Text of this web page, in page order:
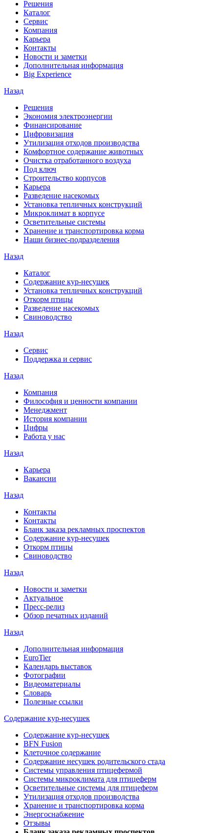
Решения
Каталог
Сервис
Компания
Карьера
Контакты
Новости и заметки
Дополнительная информация
Big Experience
Назад
Решения
Экономия электроэнергии
Финансирование
Цифровизация
Утилизация отходов производства
Комфортное содержание животных
Очистка отработанного воздуха
Под ключ
Строительство корпусов
Карьера
Разведение насекомых
Установка тепличных конструкций
Микроклимат в корпусе
Осветительные системы
Хранение и транспортировка корма
Наши бизнес-подразделения
Назад
Каталог
Содержание кур-несушек
Установка тепличных конструкций
Откорм птицы
Разведение насекомых
Свиноводство
Назад
Сервис
Поддержка и сервис
Назад
Компания
Философия и ценности компании
Менеджмент
История компании
Цифры
Работа у нас
Назад
Карьера
Вакансии
Назад
Контакты
Контакты
Бланк заказа рекламных проспектов
Содержание кур-несушек
Откорм птицы
Свиноводство
Назад
Новости и заметки
Актуальное
Пресс-релиз
Обзор печатных изданий
Назад
Дополнительная информация
EuroTier
Календарь выставок
Фотографии
Видеоматериалы
Словарь
Полезные ссылки
Содержание кур-несушек
Содержание кур-несушек
BFN Fusion
Клеточное содержание
Содержание несушек родительского стада
Системы управления птицефермой
Системы микроклимата для птицеферм
Осветительные системы для птицеферм
Утилизация отходов производства
Хранение и транспортировка корма
Энергоснабжение
Отзывы